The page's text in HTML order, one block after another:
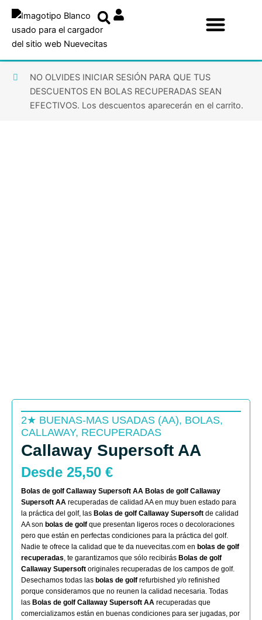
contenido
NO OLVIDES INICIAR SESIÓN PARA QUE TUS
DESCUENTOS EN BOLAS RECUPERADAS SEAN
EFECTIVOS. Los descuentos aparecerán en el carrito.
2★ BUENAS-MAS USADAS (AA), BOLAS,
CALLAWAY, RECUPERADAS
Callaway Supersoft AA
Desde 25,50 €
Bolas de golf Callaway Supersoft AA Bolas de golf Callaway
Supersoft AA recuperadas de calidad AA en muy buen estado para
la práctica del golf, las Bolas de golf Callaway Supersoft de calidad
AA son bolas de golf que presentan ligeros roces o decoloraciones
pero que están en perfectas condiciones para la práctica del golf.
Nadie te ofrece la calidad que te da nuevecitas.com en bolas de golf
recuperadas, te garantizamos que sólo recibirás Bolas de golf
Callaway Supersoft originales recuperadas de los campos de golf.
Desechamos todas las bolas de golf refurbished y/o refinished
porque consideramos que no reunen la calidad necesaria. Todas
las Bolas de golf Callaway Supersoft AA recuperadas que
comercializamos están en buenas condiciones para ser jugadas, por